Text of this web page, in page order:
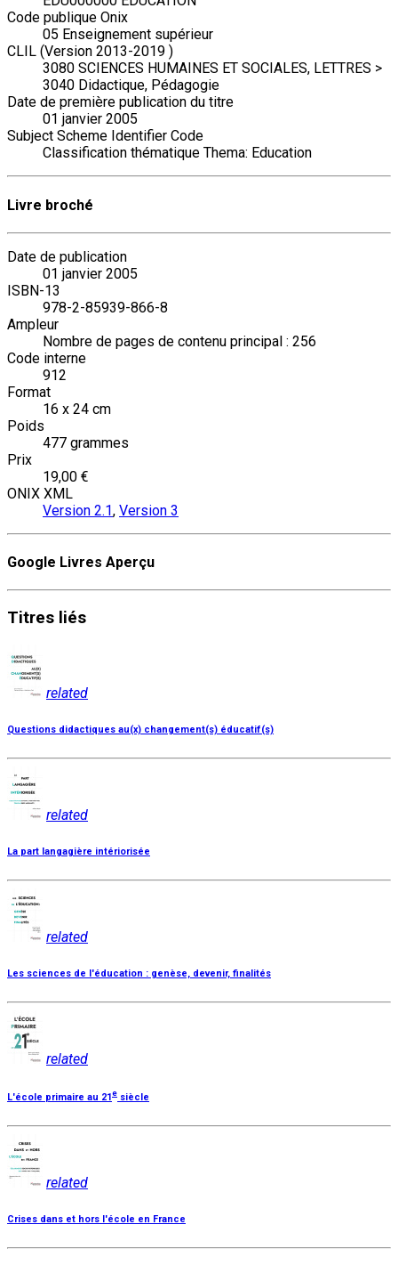
Code publique Onix
05 Enseignement supérieur
CLIL (Version 2013-2019 )
3080 SCIENCES HUMAINES ET SOCIALES, LETTRES >
3040 Didactique, Pédagogie
Date de première publication du titre
01 janvier 2005
Subject Scheme Identifier Code
Classification thématique Thema: Education
Livre broché
Date de publication
01 janvier 2005
ISBN-13
978-2-85939-866-8
Ampleur
Nombre de pages de contenu principal : 256
Code interne
912
Format
16 x 24 cm
Poids
477 grammes
Prix
19,00 €
ONIX XML
Version 2.1, Version 3
Google Livres Aperçu
Titres liés
related
Questions didactiques au(x) changement(s) éducatif(s)
related
La part langagière intériorisée
related
Les sciences de l'éducation : genèse, devenir, finalités
related
L'école primaire au 21 e siècle
related
Crises dans et hors l'école en France